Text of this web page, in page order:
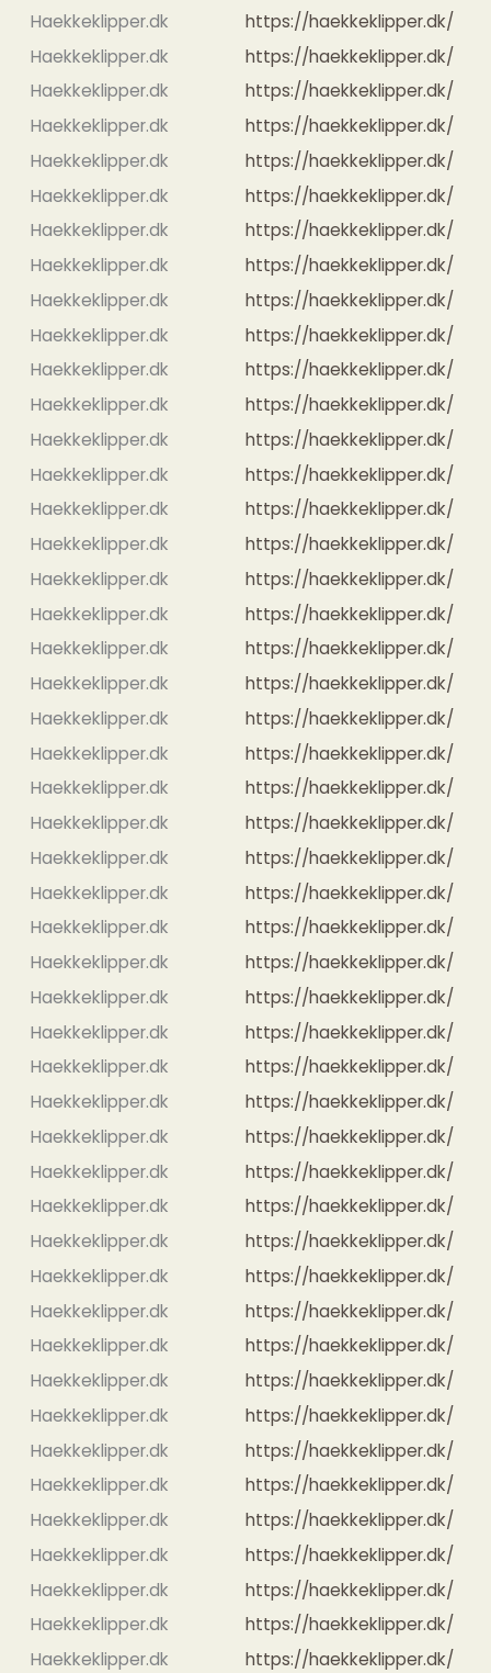
Haekkeklipper.dk
https://haekkeklipper.dk/
Haekkeklipper.dk
https://haekkeklipper.dk/
Haekkeklipper.dk
https://haekkeklipper.dk/
Haekkeklipper.dk
https://haekkeklipper.dk/
Haekkeklipper.dk
https://haekkeklipper.dk/
Haekkeklipper.dk
https://haekkeklipper.dk/
Haekkeklipper.dk
https://haekkeklipper.dk/
Haekkeklipper.dk
https://haekkeklipper.dk/
Haekkeklipper.dk
https://haekkeklipper.dk/
Haekkeklipper.dk
https://haekkeklipper.dk/
Haekkeklipper.dk
https://haekkeklipper.dk/
Haekkeklipper.dk
https://haekkeklipper.dk/
Haekkeklipper.dk
https://haekkeklipper.dk/
Haekkeklipper.dk
https://haekkeklipper.dk/
Haekkeklipper.dk
https://haekkeklipper.dk/
Haekkeklipper.dk
https://haekkeklipper.dk/
Haekkeklipper.dk
https://haekkeklipper.dk/
Haekkeklipper.dk
https://haekkeklipper.dk/
Haekkeklipper.dk
https://haekkeklipper.dk/
Haekkeklipper.dk
https://haekkeklipper.dk/
Haekkeklipper.dk
https://haekkeklipper.dk/
Haekkeklipper.dk
https://haekkeklipper.dk/
Haekkeklipper.dk
https://haekkeklipper.dk/
Haekkeklipper.dk
https://haekkeklipper.dk/
Haekkeklipper.dk
https://haekkeklipper.dk/
Haekkeklipper.dk
https://haekkeklipper.dk/
Haekkeklipper.dk
https://haekkeklipper.dk/
Haekkeklipper.dk
https://haekkeklipper.dk/
Haekkeklipper.dk
https://haekkeklipper.dk/
Haekkeklipper.dk
https://haekkeklipper.dk/
Haekkeklipper.dk
https://haekkeklipper.dk/
Haekkeklipper.dk
https://haekkeklipper.dk/
Haekkeklipper.dk
https://haekkeklipper.dk/
Haekkeklipper.dk
https://haekkeklipper.dk/
Haekkeklipper.dk
https://haekkeklipper.dk/
Haekkeklipper.dk
https://haekkeklipper.dk/
Haekkeklipper.dk
https://haekkeklipper.dk/
Haekkeklipper.dk
https://haekkeklipper.dk/
Haekkeklipper.dk
https://haekkeklipper.dk/
Haekkeklipper.dk
https://haekkeklipper.dk/
Haekkeklipper.dk
https://haekkeklipper.dk/
Haekkeklipper.dk
https://haekkeklipper.dk/
Haekkeklipper.dk
https://haekkeklipper.dk/
Haekkeklipper.dk
https://haekkeklipper.dk/
Haekkeklipper.dk
https://haekkeklipper.dk/
Haekkeklipper.dk
https://haekkeklipper.dk/
Haekkeklipper.dk
https://haekkeklipper.dk/
Haekkeklipper.dk
https://haekkeklipper.dk/